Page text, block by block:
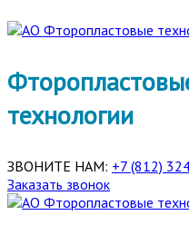
технологии
ЗВОНИТЕ НАМ: +7 (812)
Заказать звонок